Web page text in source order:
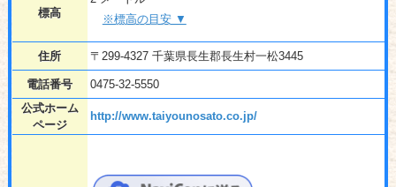
標高
※標高の目安 ▼
住所 〒299-4327 千葉県長生郡長生村一松3445
電話番号
0475-32-5550
公式ホーム
ページ
http://www.taiyounosato.co.jp/